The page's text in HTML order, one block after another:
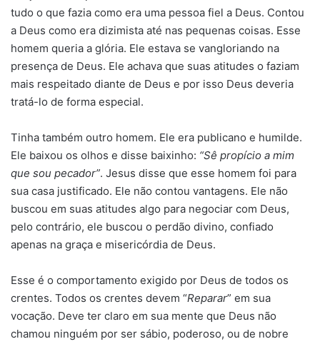
tudo o que fazia como era uma pessoa fiel a Deus. Contou
a Deus como era dizimista até nas pequenas coisas. Esse
homem queria a glória. Ele estava se vangloriando na
presença de Deus. Ele achava que suas atitudes o faziam
mais respeitado diante de Deus e por isso Deus deveria
tratá-lo de forma especial.
Tinha também outro homem. Ele era publicano e humilde.
Ele baixou os olhos e disse baixinho: “Sê propício a mim
que sou pecador”. Jesus disse que esse homem foi para
sua casa justificado. Ele não contou vantagens. Ele não
buscou em suas atitudes algo para negociar com Deus,
pelo contrário, ele buscou o perdão divino, confiado
apenas na graça e misericórdia de Deus.
Esse é o comportamento exigido por Deus de todos os
crentes. Todos os crentes devem “Reparar” em sua
vocação. Deve ter claro em sua mente que Deus não
chamou ninguém por ser sábio, poderoso, ou de nobre